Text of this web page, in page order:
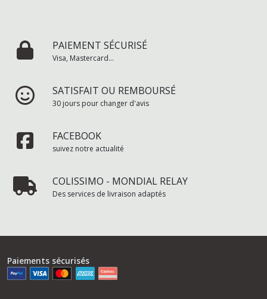
PAIEMENT SÉCURISÉ
Visa, Mastercard...
SATISFAIT OU REMBOURSÉ
30 jours pour changer d'avis
FACEBOOK
suivez notre actualité
COLISSIMO - MONDIAL RELAY
Des services de livraison adaptés
Paiements sécurisés